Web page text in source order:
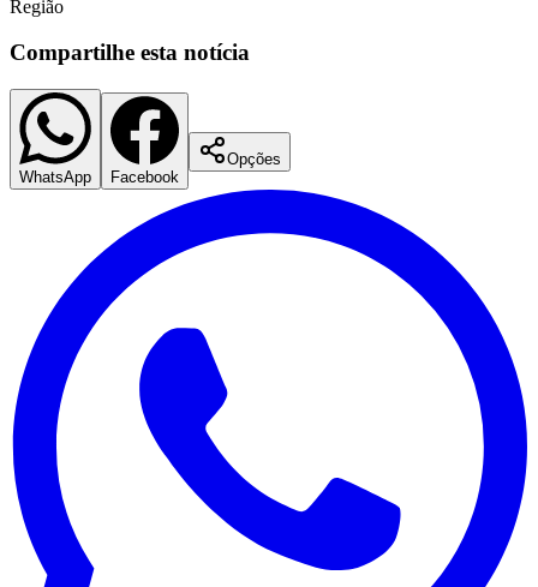
Corinthians
Região
Compartilhe esta notícia
WhatsApp Facebook
Opções